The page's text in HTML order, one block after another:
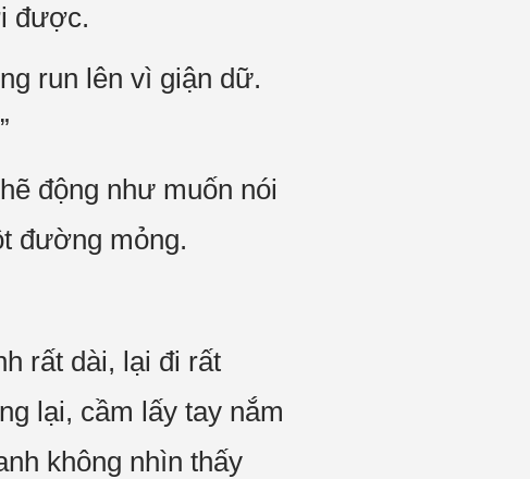
được.
run lên vì giận dữ.
động như muốn nói
đường mỏng.
rất dài, lại đi rất
lại, cầm lấy tay nắm
không nhìn thấy